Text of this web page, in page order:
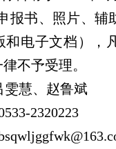
报书、照片、
和电子文档），
不予受理。
雯慧、赵鲁斌
2320223